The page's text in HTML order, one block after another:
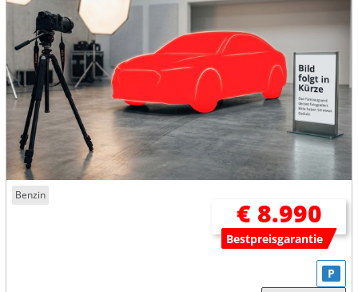
Benzin
€ 8.990
Bestpreisgarantie
P